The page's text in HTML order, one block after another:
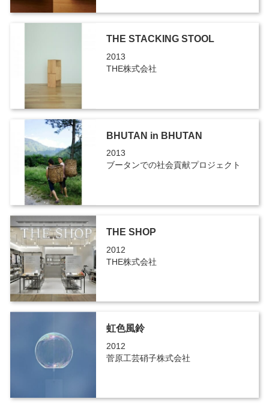
THE STACKING STOOL
2013
THE株式会社
BHUTAN in BHUTAN
2013
ブータンでの社会貢献プロジェクト
THE SHOP
2012
THE株式会社
虹色風鈴
2012
菅原工芸硝子株式会社